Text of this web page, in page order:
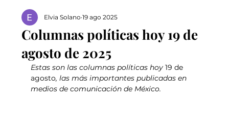
Columnas políticas hoy 19 de
agosto de 2025
Elvia Solano 19 ago 2025
Estas son las columnas políticas hoy 19 de
agosto, las más importantes publicadas en
medios de comunicación de México.